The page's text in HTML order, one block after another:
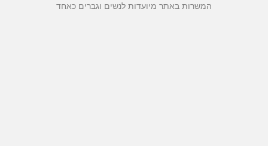
המשרות באתר מיועדות לנשים וגברים כאחד